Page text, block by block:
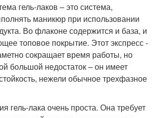
гель-лаков – это система,
маникюр при использовании
Во флаконе содержится и база, и
топовое покрытие. Этот экспресс -
сокращает время работы, но
большой недостаток – он имеет
нежели обычное трехфазное
гель-лака очень проста. Она требует